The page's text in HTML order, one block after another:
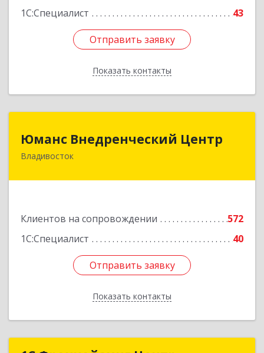
1С:Специалист
43
Отправить заявку
Показать контакты
Отправить заявку
Назад
Юманс Внедренческий Центр
Владивосток
Клиентов на сопровождении
572
1С:Специалист
40
Отправить заявку
Показать контакты
Юманс Внедренческий Центр
690014, Приморский край, Владивосток г,
Отправить заявку
Назад